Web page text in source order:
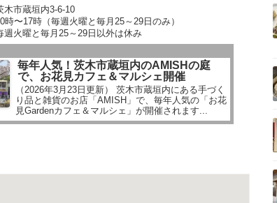
木市蔵垣内3-6-10
時〜17時（毎週火曜と毎月25～29日のみ）
週火曜と毎月25～29日以外は休み
毎年人気！茨木市蔵垣内のAMISHの庭
で、お花見カフェ＆マルシェ開催
（2026年3月23日更新） 茨木市蔵垣内にある手づく
り品と雑貨のお店「AMISH」で、毎年人気の「お花
見Gardenカフェ＆マルシェ」が開催されます...